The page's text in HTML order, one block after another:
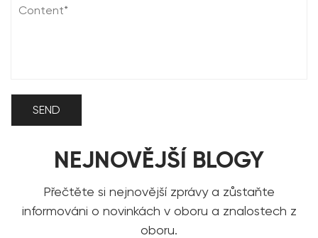
NEJNOVĚJŠÍ BLOGY
Přečtěte si nejnovější zprávy a zůstaňte
informováni o novinkách v oboru a znalostech z
oboru.